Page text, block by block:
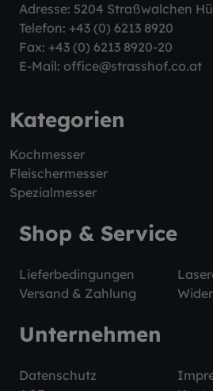
Adresse: 5204 Straßwalchen
Telefon: +43 (0) 6213 8920
Fax: +43 (0) 6213 8920-20
E-Mail: office@strasshof.co.at
Kategorien
Kochmesser
Fleischermesser
Spezialmesser
Shop & Service
Lieferbedingungen
Versand & Zahlung
Unternehmen
Datenschutz